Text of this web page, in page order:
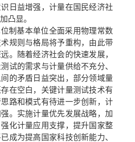
日益增强，计量在国民经济社
凸显。
位制基本单位全面采用物理常数
规则与格局将予重构，由此带
。随着经济社会的快速发展，
试的需求与计量供给不充分、
的矛盾日益突出，部分领域量
在空白，关键计量测试技术有
路和模式有待进一步创新，计
。实施计量优先发展战略，加
化计量应用支撑，提升国家整
成为提高国家科技创新能力、